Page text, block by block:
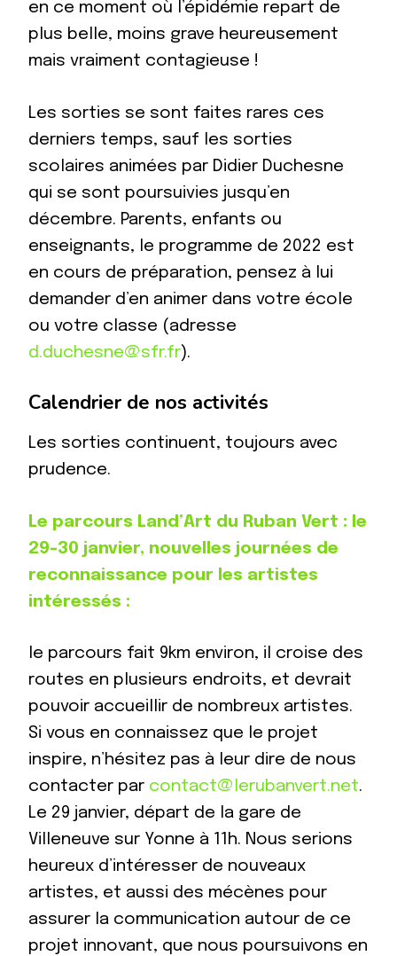
en ce moment où l’épidémie repart de
plus belle, moins grave heureusement
mais vraiment contagieuse !
Les sorties se sont faites rares ces
derniers temps, sauf les sorties
scolaires animées par Didier Duchesne
qui se sont poursuivies jusqu’en
décembre. Parents, enfants ou
enseignants, le programme de 2022 est
en cours de préparation, pensez à lui
demander d’en animer dans votre école
ou votre classe (adresse
d.duchesne@sfr.fr).
Calendrier de nos activités
Les sorties continuent, toujours avec
prudence.
Le parcours Land’Art du Ruban Vert : le
29-30 janvier, nouvelles journées de
reconnaissance pour les artistes
intéressés :
le parcours fait 9km environ, il croise des
routes en plusieurs endroits, et devrait
pouvoir accueillir de nombreux artistes.
Si vous en connaissez que le projet
inspire, n’hésitez pas à leur dire de nous
contacter par contact@lerubanvert.net.
Le 29 janvier, départ de la gare de
Villeneuve sur Yonne à 11h. Nous serions
heureux d’intéresser de nouveaux
artistes, et aussi des mécènes pour
assurer la communication autour de ce
projet innovant, que nous poursuivons en